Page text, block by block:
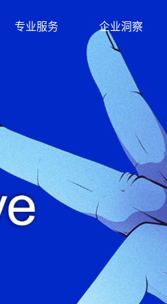
专业服务 企业洞察